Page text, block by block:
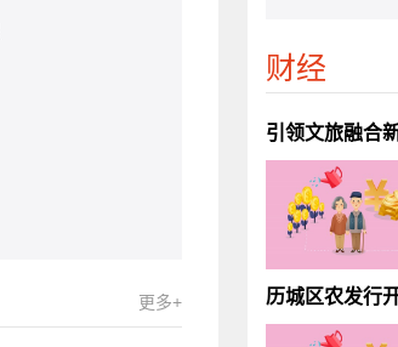
更多+
财经